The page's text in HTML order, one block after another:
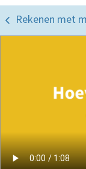
Rekenen met